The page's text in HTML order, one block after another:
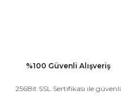
%100 Güvenli Alışveriş
256Bit SSL Sertifikası ile güvenli